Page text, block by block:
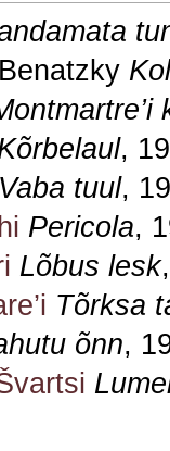
,
Vaba tuul,
Pericola,
Lõbus lesk
Tõrksa
õnn,